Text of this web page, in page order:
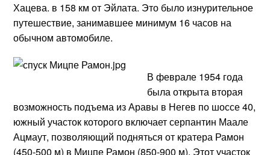
Хацева. в 158 км от Эйлата. Это было изнурительное
путешествие, занимавшее минимум 16 часов на
обычном автомобиле.
В феврале 1954 года
была открыта вторая
возможность подъема из Аравы в Негев по шоссе 40,
южный участок которого включает серпантин Маале
Ацмаут, позволяющий подняться от кратера Рамон
(450-500 м) в Мицпе Рамон (850-900 м). Этот участок